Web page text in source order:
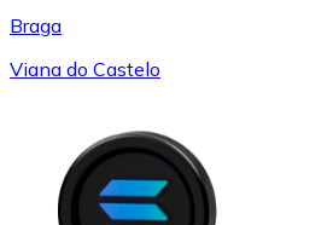
Braga
Viana do Castelo